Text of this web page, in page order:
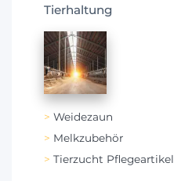
Tierhaltung
Weidezaun
Melkzubehör
Tierzucht Pflegeartikel